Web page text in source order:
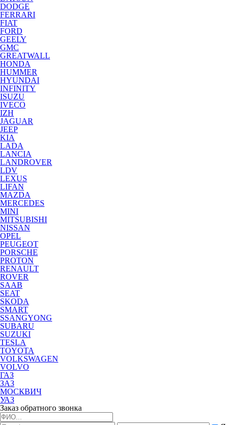
DODGE
FERRARI
FIAT
FORD
GEELY
GMC
GREATWALL
HONDA
HUMMER
HYUNDAI
INFINITY
ISUZU
IVECO
IZH
JAGUAR
JEEP
KIA
LADA
LANCIA
LANDROVER
LDV
LEXUS
LIFAN
MAZDA
MERCEDES
MINI
MITSUBISHI
NISSAN
OPEL
PEUGEOT
PORSCHE
PROTON
RENAULT
ROVER
SAAB
SEAT
SKODA
SMART
SSANGYONG
SUBARU
SUZUKI
TESLA
TOYOTA
VOLKSWAGEN
VOLVO
ГАЗ
ЗАЗ
МОСКВИЧ
УАЗ
Заказ обратного звонка